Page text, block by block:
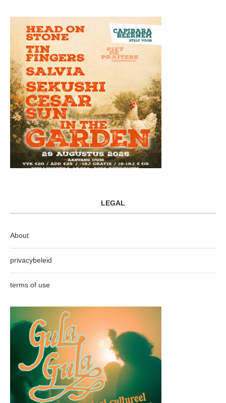
LEGAL
About
privacybeleid
terms of use